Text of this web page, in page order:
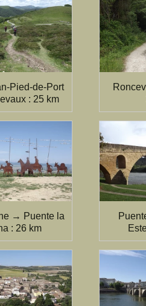
Pied-de-Port
: 25 km
→ Puente la
: 26 km